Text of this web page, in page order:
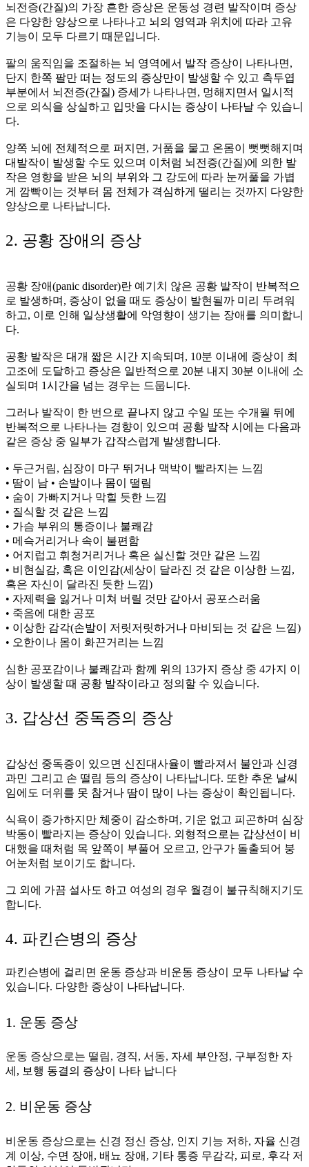
뇌전증(간질)의 가장 흔한 증상은 운동성 경련 발작이며 증상
은 다양한 양상으로 나타나고 뇌의 영역과 위치에 따라 고유
기능이 모두 다르기 때문입니다.
팔의 움직임을 조절하는 뇌 영역에서 발작 증상이 나타나면,
단지 한쪽 팔만 떠는 정도의 증상만이 발생할 수 있고 측두엽
부분에서 뇌전증(간질) 증세가 나타나면, 멍해지면서 일시적
으로 의식을 상실하고 입맛을 다시는 증상이 나타날 수 있습니
다.
양쪽 뇌에 전체적으로 퍼지면, 거품을 물고 온몸이 뻣뻣해지며
대발작이 발생할 수도 있으며 이처럼 뇌전증(간질)에 의한 발
작은 영향을 받은 뇌의 부위와 그 강도에 따라 눈꺼풀을 가볍
게 깜빡이는 것부터 몸 전체가 격심하게 떨리는 것까지 다양한
양상으로 나타납니다.
2. 공황 장애의 증상
공황 장애(panic disorder)란 예기치 않은 공황 발작이 반복적으
로 발생하며, 증상이 없을 때도 증상이 발현될까 미리 두려워
하고, 이로 인해 일상생활에 악영향이 생기는 장애를 의미합니
다.
공황 발작은 대개 짧은 시간 지속되며, 10분 이내에 증상이 최
고조에 도달하고 증상은 일반적으로 20분 내지 30분 이내에 소
실되며 1시간을 넘는 경우는 드뭅니다.
그러나 발작이 한 번으로 끝나지 않고 수일 또는 수개월 뒤에
반복적으로 나타나는 경향이 있으며 공황 발작 시에는 다음과
같은 증상 중 일부가 갑작스럽게 발생합니다.
• 두근거림, 심장이 마구 뛰거나 맥박이 빨라지는 느낌
• 땀이 남 • 손발이나 몸이 떨림
• 숨이 가빠지거나 막힐 듯한 느낌
• 질식할 것 같은 느낌
• 가슴 부위의 통증이나 불쾌감
• 메슥거리거나 속이 불편함
• 어지럽고 휘청거리거나 혹은 실신할 것만 같은 느낌
• 비현실감, 혹은 이인감(세상이 달라진 것 같은 이상한 느낌,
혹은 자신이 달라진 듯한 느낌)
• 자제력을 잃거나 미쳐 버릴 것만 같아서 공포스러움
• 죽음에 대한 공포
• 이상한 감각(손발이 저릿저릿하거나 마비되는 것 같은 느낌)
• 오한이나 몸이 화끈거리는 느낌
심한 공포감이나 불쾌감과 함께 위의 13가지 증상 중 4가지 이
상이 발생할 때 공황 발작이라고 정의할 수 있습니다.
3. 갑상선 중독증의 증상
갑상선 중독증이 있으면 신진대사율이 빨라져서 불안과 신경
과민 그리고 손 떨림 등의 증상이 나타납니다. 또한 추운 날씨
임에도 더위를 못 참거나 땀이 많이 나는 증상이 확인됩니다.
식욕이 증가하지만 체중이 감소하며, 기운 없고 피곤하며 심장
박동이 빨라지는 증상이 있습니다. 외형적으로는 갑상선이 비
대했을 때처럼 목 앞쪽이 부풀어 오르고, 안구가 돌출되어 붕
어눈처럼 보이기도 합니다.
그 외에 가끔 설사도 하고 여성의 경우 월경이 불규칙해지기도
합니다.
4. 파킨슨병의 증상
파킨슨병에 걸리면 운동 증상과 비운동 증상이 모두 나타날 수
있습니다. 다양한 증상이 나타납니다.
1. 운동 증상
운동 증상으로는 떨림, 경직, 서동, 자세 부안정, 구부정한 자
세, 보행 동결의 증상이 나타 납니다
2. 비운동 증상
비운동 증상으로는 신경 정신 증상, 인지 기능 저하, 자율 신경
계 이상, 수면 장애, 배뇨 장애, 기타 통증 무감각, 피로, 후각 저